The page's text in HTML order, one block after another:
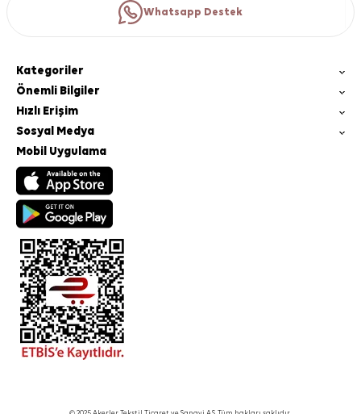
Whatsapp Destek
Kategoriler
Önemli Bilgiler
Hızlı Erişim
Sosyal Medya
Mobil Uygulama